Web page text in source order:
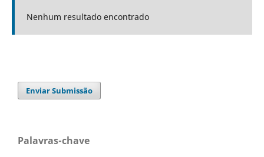
Nenhum resultado encontrado
Enviar Submissão
Palavras-chave